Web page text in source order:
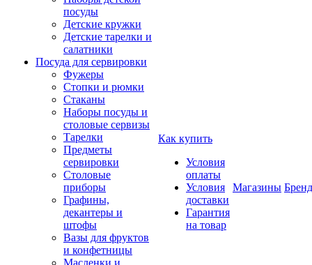
посуды
Детские кружки
Детские тарелки и
салатники
Посуда для сервировки
Фужеры
Стопки и рюмки
Стаканы
Наборы посуды и
столовые сервизы
Тарелки
Предметы
сервировки
Столовые
приборы
Графины,
декантеры и
штофы
Вазы для фруктов
и конфетницы
Масленки и
Как купить
Условия
оплаты
Условия
доставки
Гарантия
на товар
Магазины